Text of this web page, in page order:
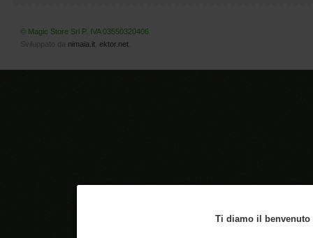
Ti diamo il
© Magic Store Srl P. IVA 03550320406
Sviluppato da nimaia.it ektor.net